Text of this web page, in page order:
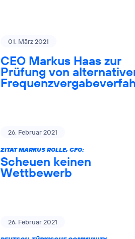
01. März 2021
CEO Markus Haas zur
Prüfung von
26. Februar 2021
ZITAT MARKUS ROLLE, CFO:
Scheuen keinen
Wettbewerb
26. Februar 2021